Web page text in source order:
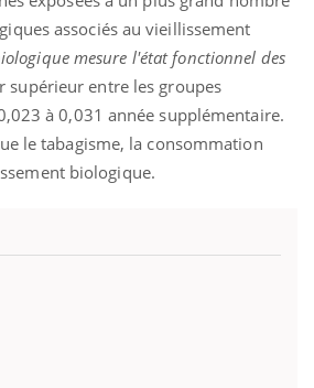
associés au vieillissement
mesure l'état fonctionnel des
supérieur entre les groupes
à 0,031 année supplémentaire.
le tabagisme, la consommation
biologique.
défis, mais ...